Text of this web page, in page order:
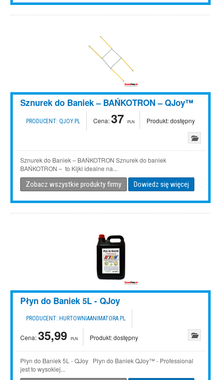
Sznurek do Baniek – BAŃKOTRON – QJoy™
PRODUCENT: QJOY.PL Cena:37 PLN Produkt:dostępny
Sznurek do Baniek – BAŃKOTRON Sznurek do baniek
BAŃKOTRON – to Kijki idealne na...
Zobacz wszystkie produkty firmy Dowiedz się więcej
Płyn do Baniek 5L - QJoy
PRODUCENT: HURTOWNIAANIMATORA.PL
Cena:35,99 PLN Produkt:dostępny
Płyn do Baniek 5L - QJoy Płyn do Baniek QJoy™ - Professional
jest to wysokiej...